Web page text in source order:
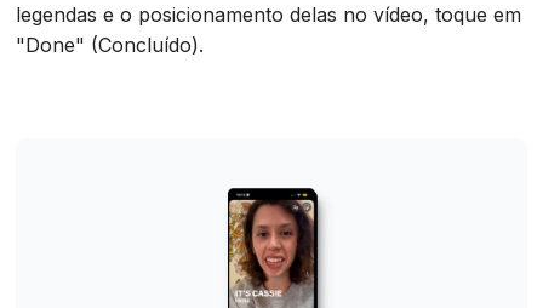
legendas e o posicionamento delas no vídeo, toque em
"Done" (Concluído).